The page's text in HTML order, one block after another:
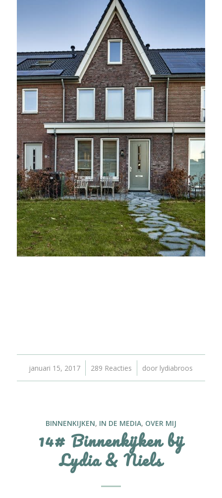
januari 15, 2017
/ 289 Reacties
/ door lydiabroos
BINNENKIJKEN, IN DE MEDIA, OVER MIJ
14# Binnenkijken bij
Lydia & Niels